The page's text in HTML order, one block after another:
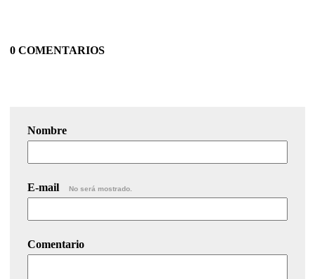
0 COMENTARIOS
Nombre
E-mail No será mostrado.
Comentario